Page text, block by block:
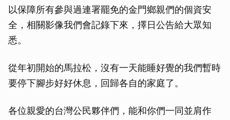
以保障所有參與過連署罷免的金門鄉親們的個資安
全，相關影像我們會記錄下來，擇日公告給大眾知
悉。
從年初開始的馬拉松，沒有一天能睡好覺的我們暫時
要停下腳步好好休息，回歸各自的家庭了。
各位親愛的台灣公民夥伴們，能和你們一同並肩作